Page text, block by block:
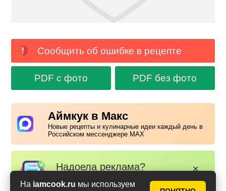
На iamcook.ru мы используем
Сообщить об ошибке в рецепте
PDF с фото PDF без фото
Аймкук в Макс
Новые рецепты и кулинарные идеи каждый день в
Российском мессенджере MAX
Надоела реклама?
Вступайте в клуб Аймкук. Просто
✕